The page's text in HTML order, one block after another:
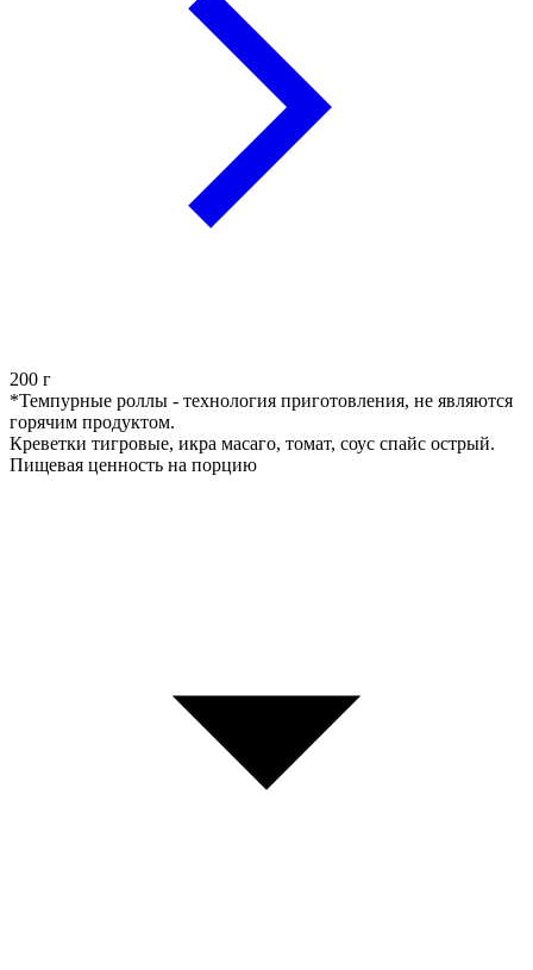
200 г
*Темпурные роллы - технология приготовления, не являются
горячим продуктом.
Креветки тигровые, икра масаго, томат, соус спайс острый.
Пищевая ценность на порцию